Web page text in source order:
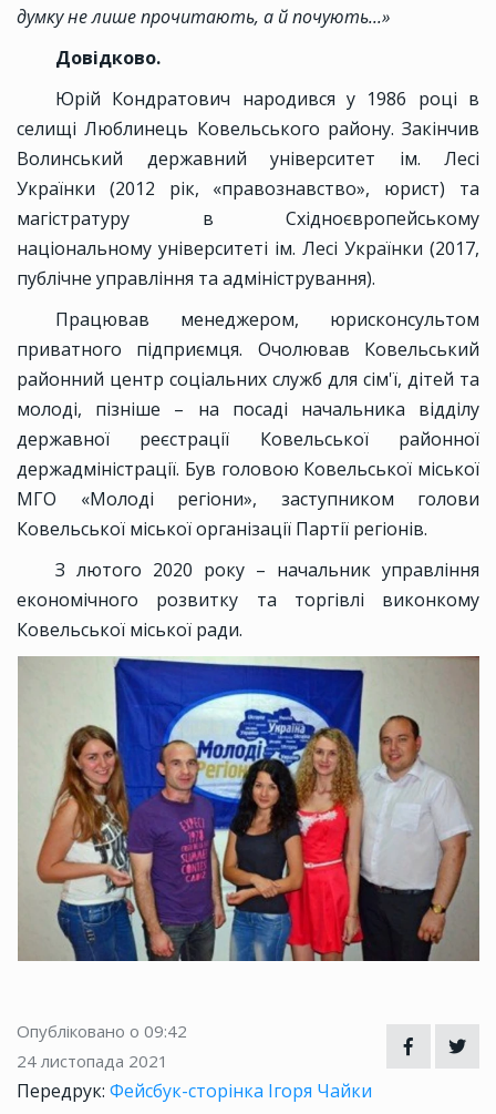
думку не лише прочитають, а й почують...»
Довідково.
Юрій Кондратович народився у 1986 році в
селищі Люблинець Ковельського району. Закінчив
Волинський державний університет ім. Лесі
Українки (2012 рік, «правознавство», юрист) та
магістратуру в Східноєвропейському
національному університеті ім. Лесі Українки (2017,
публічне управління та адміністрування).
Працював менеджером, юрисконсультом
приватного підприємця. Очолював Ковельський
районний центр соціальних служб для сім'ї, дітей та
молоді, пізніше – на посаді начальника відділу
державної реєстрації Ковельської районної
держадміністрації. Був головою Ковельської міської
МГО «Молоді регіони», заступником голови
Ковельської міської організації Партії регіонів.
З лютого 2020 року – начальник управління
економічного розвитку та торгівлі виконкому
Ковельської міської ради.
Опубліковано о 09:42
24 листопада 2021
Передрук: Фейсбук-сторінка Ігоря Чайки